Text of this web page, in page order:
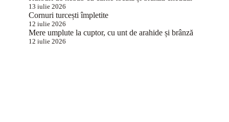
13 iulie 2026
Cornuri turcești împletite
12 iulie 2026
Mere umplute la cuptor, cu unt de arahide și brânză
12 iulie 2026